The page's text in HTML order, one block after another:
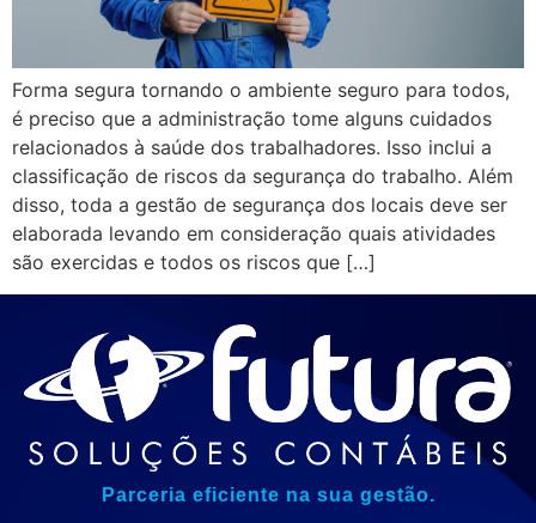
Forma segura tornando o ambiente seguro para todos,
é preciso que a administração tome alguns cuidados
relacionados à saúde dos trabalhadores. Isso inclui a
classificação de riscos da segurança do trabalho. Além
disso, toda a gestão de segurança dos locais deve ser
elaborada levando em consideração quais atividades
são exercidas e todos os riscos que […]
Parceria eficiente na sua gestão.